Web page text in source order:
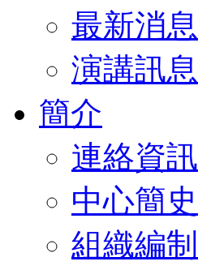
最新消息
演講訊息
簡介
連絡資訊
中心簡史
組織編制